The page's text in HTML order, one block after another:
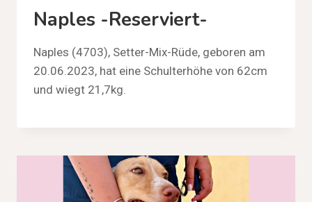
Naples -reserviert-
Naples (4703), Setter-Mix-Rüde, geboren am
20.06.2023, hat eine Schulterhöhe von 62cm
und wiegt 21,7kg.